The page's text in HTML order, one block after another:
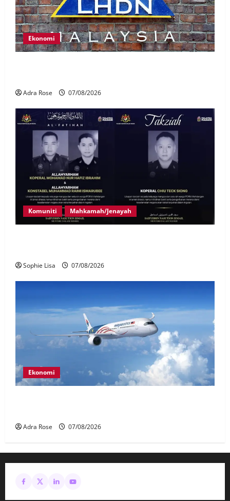
Ekonomi
Adra Rose 07/08/2026
Komuniti Mahkamah/Jenayah
Sophie Lisa 07/08/2026
Ekonomi
Adra Rose 07/08/2026